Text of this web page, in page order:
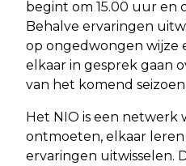
begint om 15.00 uur en
Behalve ervaringen
op ongedwongen wijze
elkaar in gesprek gaan
van het komend seizoen.
Het NIO is een netwerk
ontmoeten, elkaar
ervaringen uitwisselen.